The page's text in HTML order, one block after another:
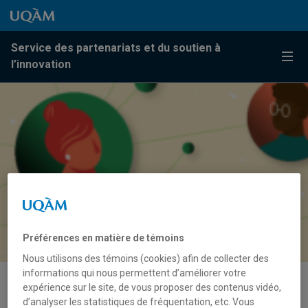
Passer au contenu
Accéder au menu principal
Accéder à la recherche
Passer au contenu
Accéder au menu principal
Service des partenariats et du soutien à
l’innovation
Soutenir la réussite… même
Préférences en matière de témoins
Nous utilisons des témoins (cookies) afin de collecter des
informations qui nous permettent d’améliorer votre
expérience sur le site, de vous proposer des contenus vidéo,
d’analyser les statistiques de fréquentation, etc. Vous